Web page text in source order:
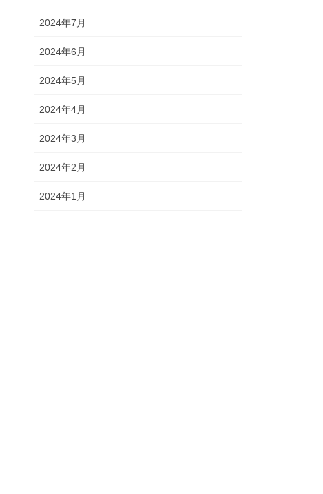
2024年7月
2024年6月
2024年5月
2024年4月
2024年3月
2024年2月
2024年1月